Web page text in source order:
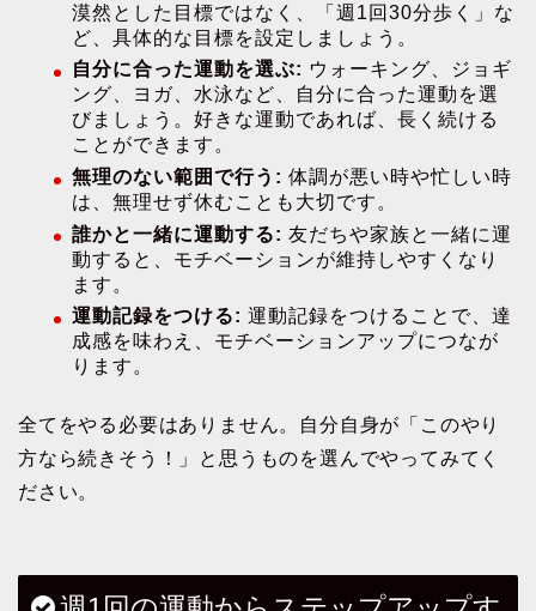
漠然とした目標ではなく、「週1回30分歩く」な
ど、具体的な目標を設定しましょう。
自分に合った運動を選ぶ: ウォーキング、ジョギ
ング、ヨガ、水泳など、自分に合った運動を選
びましょう。好きな運動であれば、長く続ける
ことができます。
無理のない範囲で行う: 体調が悪い時や忙しい時
は、無理せず休むことも大切です。
誰かと一緒に運動する: 友だちや家族と一緒に運
動すると、モチベーションが維持しやすくなり
ます。
運動記録をつける: 運動記録をつけることで、達
成感を味わえ、モチベーションアップにつなが
ります。
全てをやる必要はありません。自分自身が「このやり
方なら続きそう！」と思うものを選んでやってみてく
ださい。